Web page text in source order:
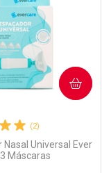
(2)
Nasal Universal Ever
Máscaras
COMPRAR